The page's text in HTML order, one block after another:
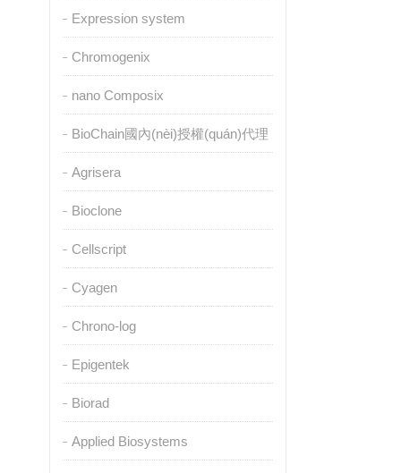
Expression system
Chromogenix
nano Composix
BioChain國內(nèi)授權(quán)代理
Agrisera
Bioclone
Cellscript
Cyagen
Chrono-log
Epigentek
Biorad
Applied Biosystems